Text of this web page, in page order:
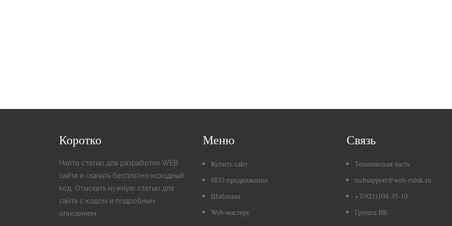
Коротко
Найти статью для разработки WEB
сайта и скачать бесплатно исходный
код. Отыскать нужную статью для
сайта с кодом и подробным
описанием.
Меню
Купить сайт
SEO продвижение
Шаблоны
Web-мастеру
Связь
Техническая часть
techsupport@web-rubik.ru
+7(921)104-35-10
Группа ВК